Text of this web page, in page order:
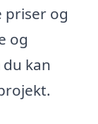
priser og
og
kan